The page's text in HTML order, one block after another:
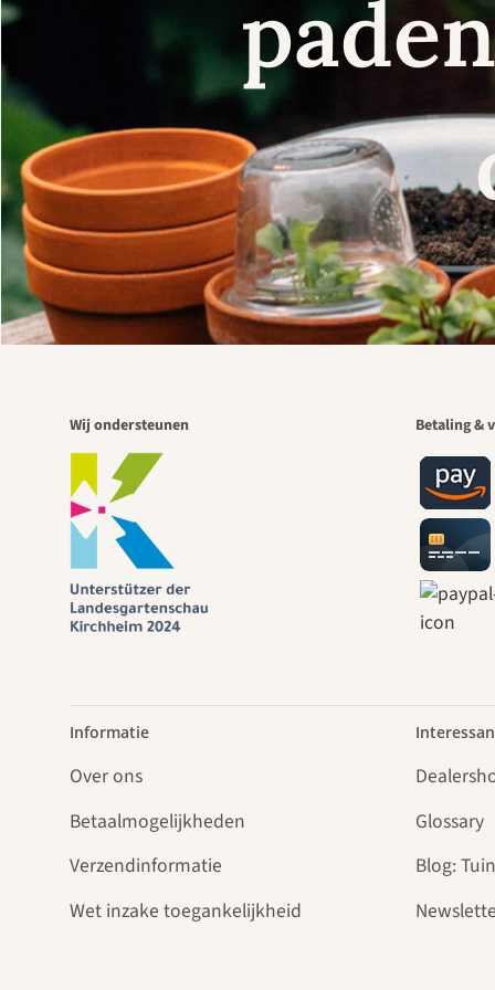
Wij ondersteunen Betaling &
Informatie
Over ons
Betaalmogelijkheden
Verzendinformatie
Wet inzake toegankelijkheid
Glossary
Blog: